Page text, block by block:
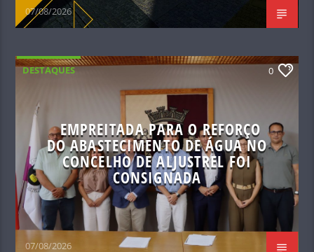
07/08/2026
DESTAQUES 0
EMPREITADA PARA O REFORÇO
DO ABASTECIMENTO DE ÁGUA NO
CONCELHO DE ALJUSTREL FOI
CONSIGNADA
07/08/2026